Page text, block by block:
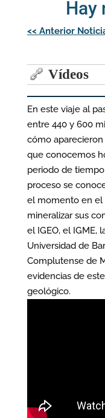
Hay
Navegación
de
<< Anterior
Vídeos
En este viaje al
entre 440 y 600
cómo
que conocemos
periodo de
proceso se
el momento en el
mineralizar sus
el IGEO, el IGME,
Universidad de
Complutense de
evidencias de
geológico.